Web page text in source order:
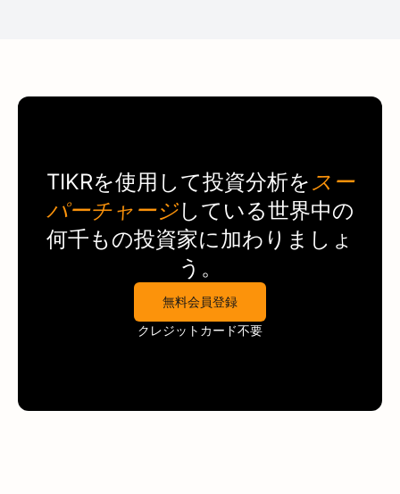
TIKRを使用して投資分析をスー
パーチャージしている世界中の
何千もの投資家に加わりましょ
う。
無料会員登録
クレジットカード不要